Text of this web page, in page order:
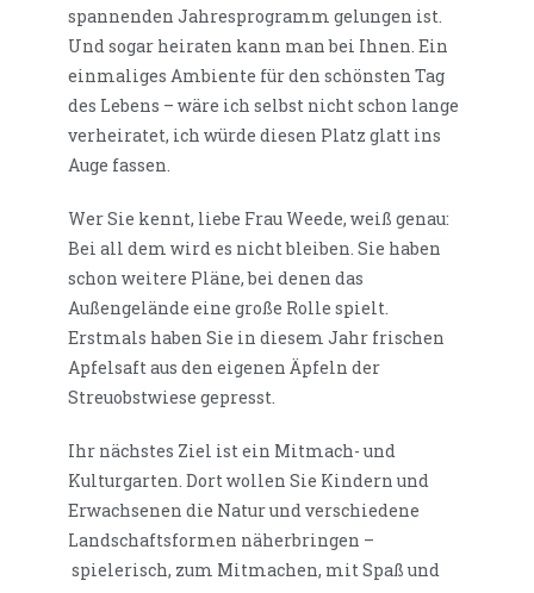
spannenden Jahresprogramm gelungen ist.
Und sogar heiraten kann man bei Ihnen. Ein
einmaliges Ambiente für den schönsten Tag
des Lebens – wäre ich selbst nicht schon lange
verheiratet, ich würde diesen Platz glatt ins
Auge fassen.
Wer Sie kennt, liebe Frau Weede, weiß genau:
Bei all dem wird es nicht bleiben. Sie haben
schon weitere Pläne, bei denen das
Außengelände eine große Rolle spielt.
Erstmals haben Sie in diesem Jahr frischen
Apfelsaft aus den eigenen Äpfeln der
Streuobstwiese gepresst.
Ihr nächstes Ziel ist ein Mitmach- und
Kulturgarten. Dort wollen Sie Kindern und
Erwachsenen die Natur und verschiedene
Landschaftsformen näherbringen –
spielerisch, zum Mitmachen, mit Spaß und